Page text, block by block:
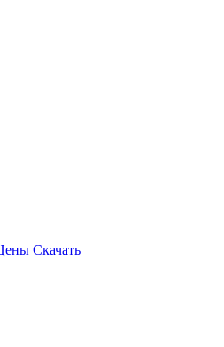
Скачать